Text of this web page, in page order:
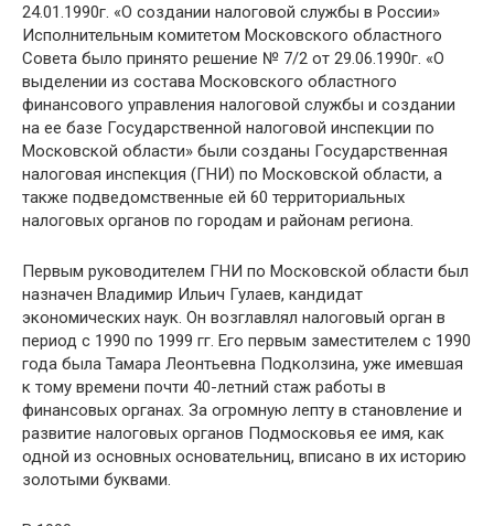
24.01.1990г. «О создании налоговой службы в России»
Исполнительным комитетом Московского областного
Совета было принято решение № 7/2 от 29.06.1990г. «О
выделении из состава Московского областного
финансового управления налоговой службы и создании
на ее базе Государственной налоговой инспекции по
Московской области» были созданы Государственная
налоговая инспекция (ГНИ) по Московской области, а
также подведомственные ей 60 территориальных
налоговых органов по городам и районам региона.
Первым руководителем ГНИ по Московской области был
назначен Владимир Ильич Гулаев, кандидат
экономических наук. Он возглавлял налоговый орган в
период с 1990 по 1999 гг. Его первым заместителем с 1990
года была Тамара Леонтьевна Подколзина, уже имевшая
к тому времени почти 40-летний стаж работы в
финансовых органах. За огромную лепту в становление и
развитие налоговых органов Подмосковья ее имя, как
одной из основных основательниц, вписано в их историю
золотыми буквами.